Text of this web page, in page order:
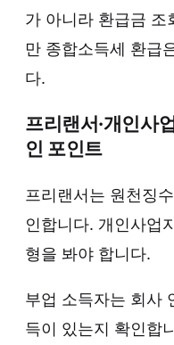
가 아니라 환급금 조
만 종합소득세 환급
다.
프리랜서·개인사
인 포인트
프리랜서는 원천징
인합니다. 개인사업
형을 봐야 합니다.
부업 소득자는 회사
득이 있는지 확인합